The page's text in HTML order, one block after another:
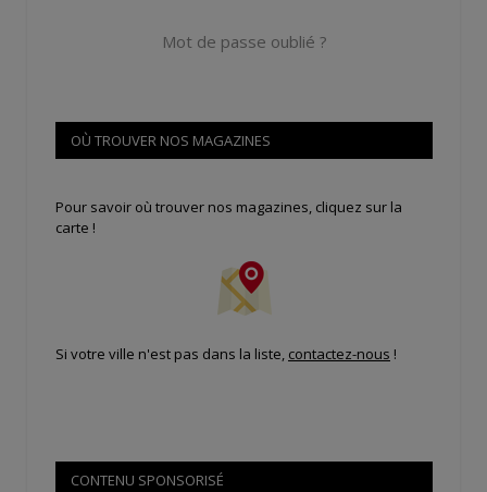
Mot de passe oublié ?
OÙ TROUVER NOS MAGAZINES
Pour savoir où trouver nos magazines, cliquez sur la
carte !
Si votre ville n'est pas dans la liste, contactez-nous !
CONTENU SPONSORISÉ